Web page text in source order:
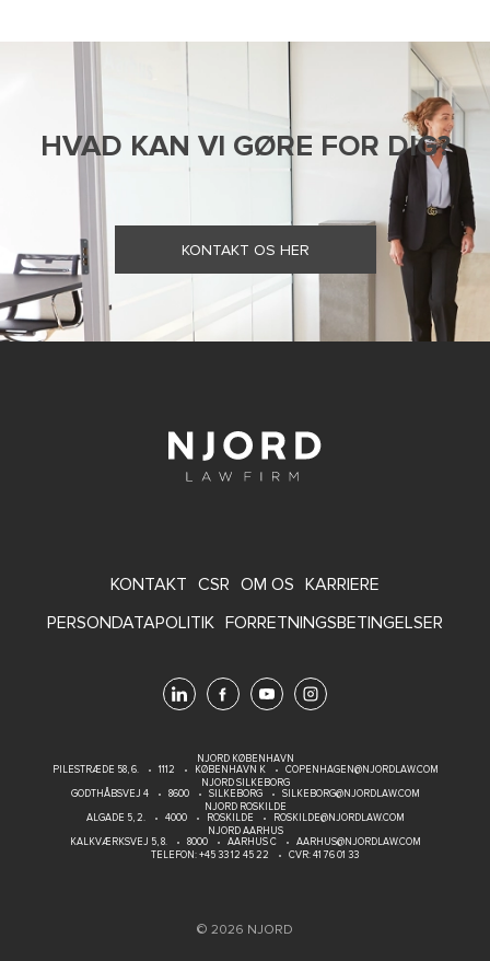
HVAD KAN VI GØRE FOR DIG?
KONTAKT OS HER
FOOTER
MENU
KONTAKT CSR OM OS KARRIERE
PERSONDATAPOLITIK FORRETNINGSBETINGELSER
NJORD KØBENHAVN
PILESTRÆDE 58, 6.
1112 KØBENHAVN K
COPENHAGEN@NJORDLAW.COM
NJORD SILKEBORG
GODTHÅBSVEJ 4
8600 SILKEBORG
SILKEBORG@NJORDLAW.COM
NJORD ROSKILDE
ALGADE 5, 2.
4000 ROSKILDE
ROSKILDE@NJORDLAW.COM
NJORD AARHUS
KALKVÆRKSVEJ 5, 8.
8000 AARHUS C
AARHUS@NJORDLAW.COM
TELEFON:+45 33 12 45 22 CVR: 41 76 01 33
© 2026 NJORD